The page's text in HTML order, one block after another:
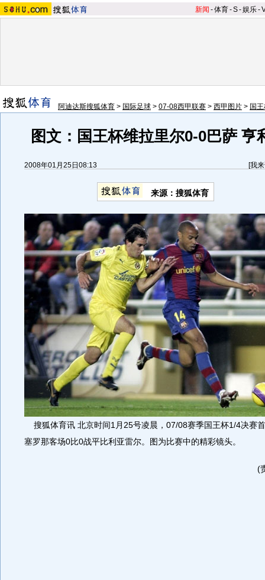
新闻 -体育-S-娱乐-
阿迪达斯搜狐体育 > 国际足球 > 07-08西甲联赛 > 西甲图片 > 国
图文：国王杯维拉里尔0-0巴萨 亨
2008年01月25日08:13 [我
来源：搜狐体育
搜狐体育讯 北京时间1月25号凌晨，07/08赛季国王杯1/4决赛
塞罗那客场0比0战平比利亚雷尔。图为比赛中的精彩镜头。
(